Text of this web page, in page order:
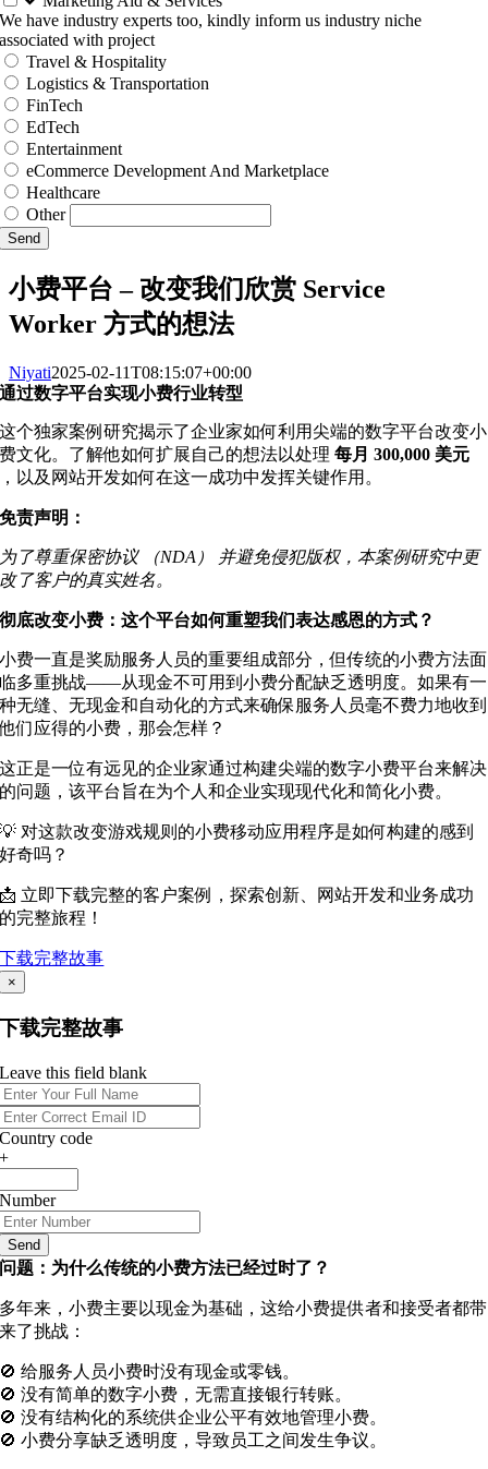
We have industry experts too, kindly inform us industry niche
associated with project
Travel & Hospitality
Logistics & Transportation
FinTech
EdTech
Entertainment
eCommerce Development And Marketplace
Healthcare
Other
Send
小费平台 – 改变我们欣赏 Service
Worker 方式的想法
Niyati2025-02-11T08:15:07+00:00
通过数字平台实现小费行业转型
这个独家案例研究揭示了企业家如何利用尖端的数字平台改变小
费文化。了解他如何扩展自己的想法以处理每月 300,000 美元
，以及网站开发如何在这一成功中发挥关键作用。
免责声明：
为了尊重保密协议 （NDA） 并避免侵犯版权，本案例研究中更
改了客户的真实姓名。
彻底改变小费：这个平台如何重塑我们表达感恩的方式？
小费一直是奖励服务人员的重要组成部分，但传统的小费方法面
临多重挑战——从现金不可用到小费分配缺乏透明度。如果有一
种无缝、无现金和自动化的方式来确保服务人员毫不费力地收到
他们应得的小费，那会怎样？
这正是一位有远见的企业家通过构建尖端的数字小费平台来解决
的问题，该平台旨在为个人和企业实现现代化和简化小费。
💡 对这款改变游戏规则的小费移动应用程序是如何构建的感到
好奇吗？
📩 立即下载完整的客户案例，探索创新、网站开发和业务成功
的完整旅程！
下载完整故事
×
下载完整故事
Leave this field blank
Country code
+
Number
Send
问题：为什么传统的小费方法已经过时了？
多年来，小费主要以现金为基础，这给小费提供者和接受者都带
来了挑战：
🚫 给服务人员小费时没有现金或零钱。
🚫 没有简单的数字小费，无需直接银行转账。
🚫 没有结构化的系统供企业公平有效地管理小费。
🚫 小费分享缺乏透明度，导致员工之间发生争议。